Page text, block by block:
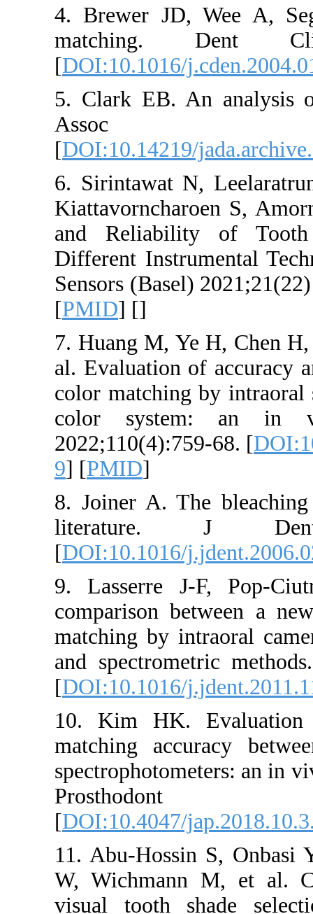
4. Brewer JD,
matching.
[DOI:10.1016/
5. Clark EB. An
[DOI:10.14219/
6. Sirintawat N,
Kiattavorncharoen
and Reliability
Different
Sensors (Basel)
[PMID
7. Huang M, Ye
al. Evaluation of
color matching by
color system:
2022;110(4):759-
9] [
8. Joiner A. The
literature. J
[DOI:10.1016/
9. Lasserre J-
comparison
matching by
and
[DOI:10.1016/
10. Kim HK.
matching
[DOI:10.4047/
11. Abu-Hossin
W, Wichmann
visual tooth